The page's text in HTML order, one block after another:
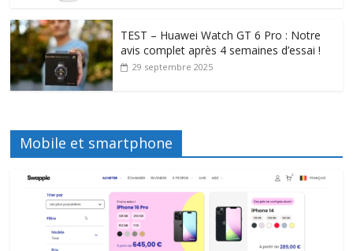
TEST – Huawei Watch GT 6 Pro : Notre
avis complet après 4 semaines d’essai !
29 septembre 2025
Mobile et smartphone